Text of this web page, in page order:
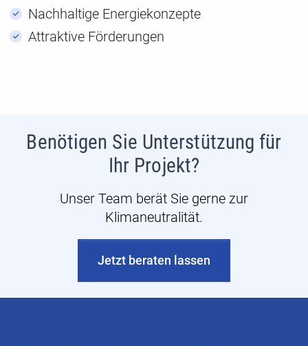
Nachhaltige Energiekonzepte
Attraktive Förderungen
Benötigen Sie Unterstützung für
Ihr Projekt?
Unser Team berät Sie gerne zur
Klimaneutralität.
Jetzt beraten lassen